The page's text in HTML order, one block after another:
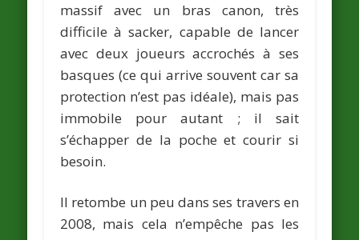
massif avec un bras canon, très
difficile à sacker, capable de lancer
avec deux joueurs accrochés à ses
basques (ce qui arrive souvent car sa
protection n’est pas idéale), mais pas
immobile pour autant ; il sait
s’échapper de la poche et courir si
besoin.
Il retombe un peu dans ses travers en
2008, mais cela n’empêche pas les